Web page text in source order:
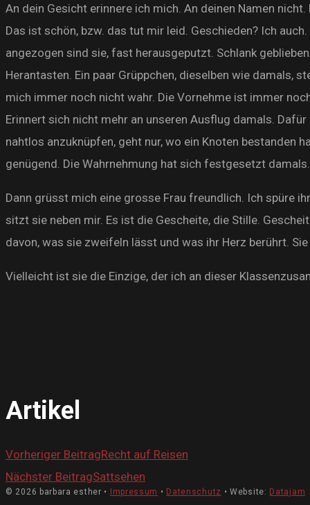
An dein Gesicht erinnere ich mich. An deinen Namen
Das ist schön, bzw. das tut mir leid. Geschieden? Ich
angezogen sind sie, fast herausgeputzt. Schlank
Herantasten. Ein paar Grüppchen, dieselben wie damals,
mich immer noch nicht wahr. Die Vornehme ist immer
Erinnert sich nicht mehr an unseren Ausflug damals.
nahtlos anzuknüpfen, geht nur, wo ein Knoten bestanden
genügend. Die Wahrnehmung hat sich festgesetzt
Dann grüsst mich eine grosse Frau freundlich. Ich spüre
sitzt sie neben mir. Es ist die Gescheite, die Stille.
davon, was sie zweifeln lässt und was ihr Herz berührt.
Vielleicht ist sie die Einzige, der ich an dieser
Artikel
Vorheriger BeitragRecht auf Reisen
Nächster BeitragSattsehen
© 2026 barbara esther • Impressum • Datenschutz • Website: Datajam